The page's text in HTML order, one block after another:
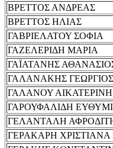
ΒΡΕΤΤΟΣ ΑΝΔΡΕΑΣ
ΒΡΕΤΤΟΣ ΗΛΙΑΣ
ΓΑΒΡΙΕΛΑΤΟΥ ΣΟΦΙΑ
ΓΑΖΕΛΕΡΙΔΗ ΜΑΡΙΑ
ΓΑΪΑΤΑΝΗΣ
ΓΑΛΑΝΑΚΗΣ ΓΕΩΡΓΙΟΣ
ΓΑΛΑΝΟΥ ΑΙΚΑΤΕΡΙΝΗ
ΓΑΡΟΥΦΑΛΙΔΗ
ΓΕΛΑΝΤΑΛΗ
ΓΕΡΑΚΑΡΗ ΧΡΙΣΤΙΑΝΑ